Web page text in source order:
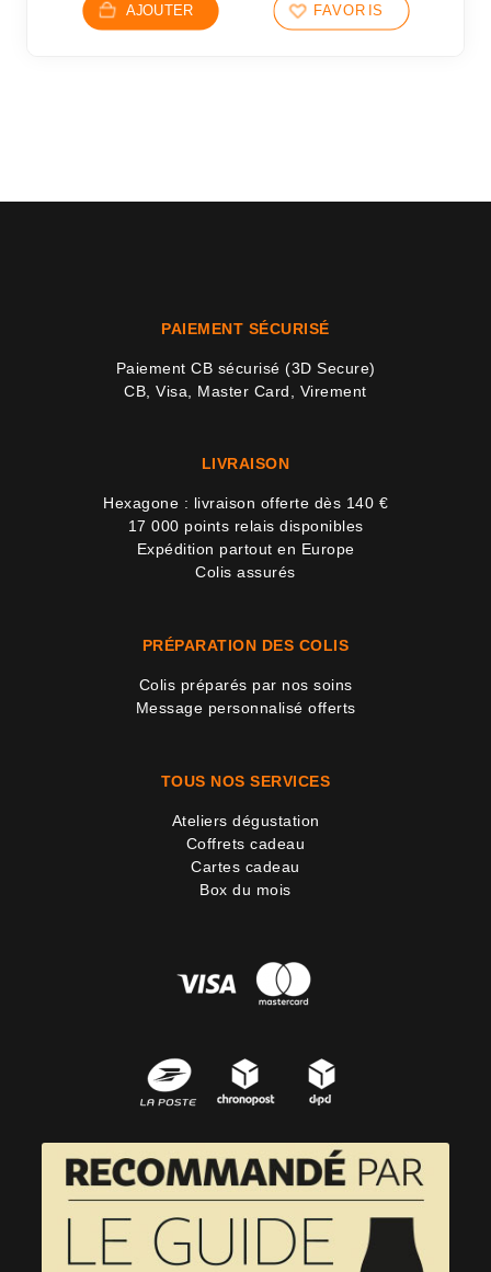
AJOUTER FAVORIS
PAIEMENT SÉCURISÉ
Paiement CB sécurisé (3D Secure)
CB, Visa, Master Card, Virement
LIVRAISON
Hexagone : livraison offerte dès 140 €
17 000 points relais disponibles
Expédition partout en Europe
Colis assurés
PRÉPARATION DES COLIS
Colis préparés par nos soins
Message personnalisé offerts
TOUS NOS SERVICES
Ateliers dégustation
Coffrets cadeau
Cartes cadeau
Box du mois